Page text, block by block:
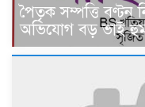
পৈতৃক সম্পত্তি বণ্টন
অভিযোগ বড় ভাই